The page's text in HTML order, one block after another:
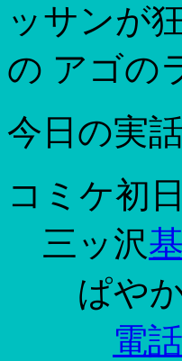
ッサンが
の アゴの
今日の実話
コミケ初日
三ッ沢基
ぱやか
電